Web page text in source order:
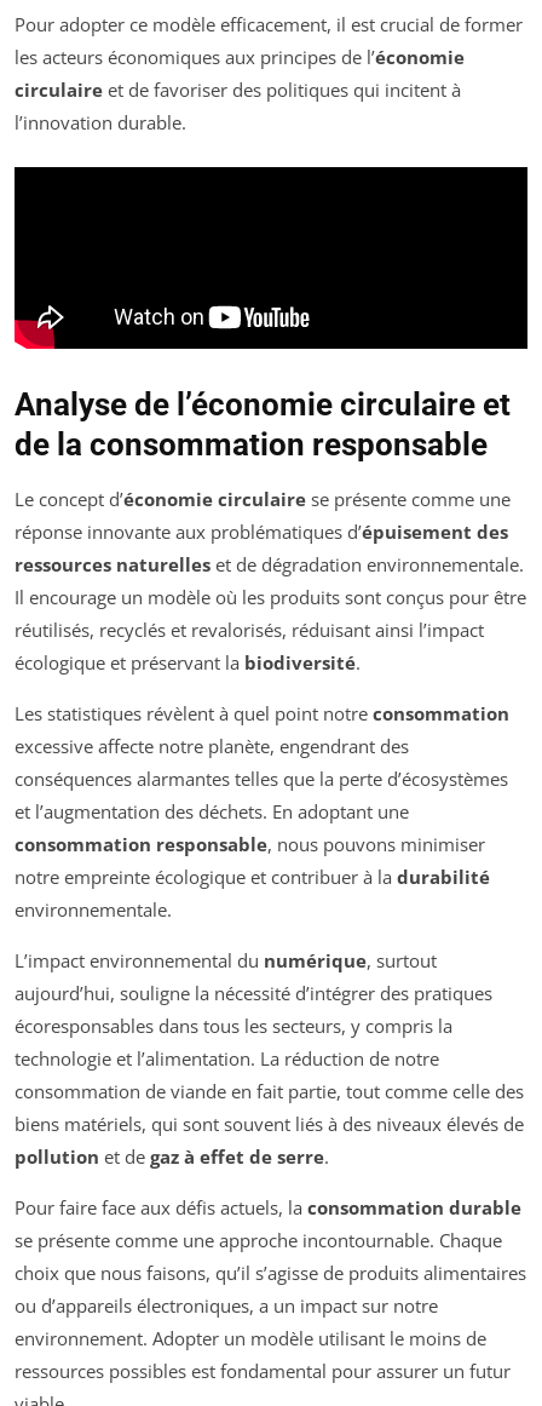
Pour adopter ce modèle efficacement, il est crucial de former
les acteurs économiques aux principes de l’économie
circulaire et de favoriser des politiques qui incitent à
l’innovation durable.
Analyse de l’économie circulaire et
de la consommation responsable
Le concept d’économie circulaire se présente comme une
réponse innovante aux problématiques d’épuisement des
ressources naturelles et de dégradation environnementale.
Il encourage un modèle où les produits sont conçus pour être
réutilisés, recyclés et revalorisés, réduisant ainsi l’impact
écologique et préservant la biodiversité.
Les statistiques révèlent à quel point notre consommation
excessive affecte notre planète, engendrant des
conséquences alarmantes telles que la perte d’écosystèmes
et l’augmentation des déchets. En adoptant une
consommation responsable, nous pouvons minimiser
notre empreinte écologique et contribuer à la durabilité
environnementale.
L’impact environnemental du numérique, surtout
aujourd’hui, souligne la nécessité d’intégrer des pratiques
écoresponsables dans tous les secteurs, y compris la
technologie et l’alimentation. La réduction de notre
consommation de viande en fait partie, tout comme celle des
biens matériels, qui sont souvent liés à des niveaux élevés de
pollution et de gaz à effet de serre.
Pour faire face aux défis actuels, la consommation durable
se présente comme une approche incontournable. Chaque
choix que nous faisons, qu’il s’agisse de produits alimentaires
ou d’appareils électroniques, a un impact sur notre
environnement. Adopter un modèle utilisant le moins de
ressources possibles est fondamental pour assurer un futur